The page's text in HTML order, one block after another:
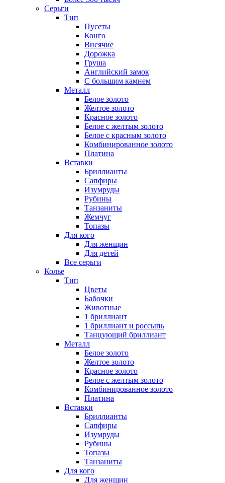
Серьги
Тип
Пусеты
Конго
Висячие
Дорожка
Груша
Английский замок
С большим камнем
Металл
Белое золото
Желтое золото
Красное золото
Белое с желтым золото
Белое с красным золото
Комбинированное золото
Платина
Вставки
Бриллианты
Сапфиры
Изумруды
Рубины
Танзаниты
Жемчуг
Топазы
Для кого
Для женщин
Для детей
Все серьги
Колье
Тип
Цветы
Бабочки
Животные
1 бриллиант
1 бриллиант и россыпь
Танцующий бриллиант
Металл
Белое золото
Желтое золото
Красное золото
Белое с желтым золото
Комбинированное золото
Платина
Вставки
Бриллианты
Сапфиры
Изумруды
Рубины
Топазы
Танзаниты
Для кого
Для женщин